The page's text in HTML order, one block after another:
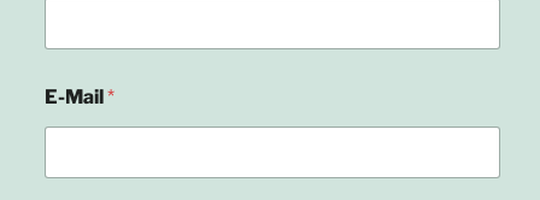
E-Mail*